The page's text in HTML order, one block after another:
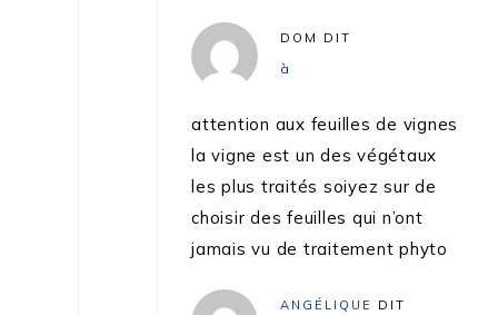
DOM DIT
à
attention aux feuilles de vignes
la vigne est un des végétaux
les plus traités soiyez sur de
choisir des feuilles qui n’ont
jamais vu de traitement phyto
ANGÉLIQUE DIT